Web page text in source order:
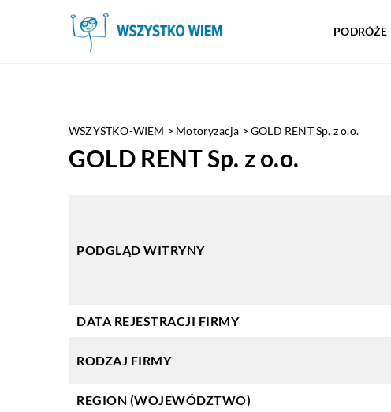
PODRÓŻE
WSZYSTKO-WIEM > Motoryzacja >GOLD RENT Sp. z o.o.
GOLD RENT Sp. z o.o.
PODGLĄD WITRYNY
DATA REJESTRACJI FIRMY
RODZAJ FIRMY
REGION (WOJEWÓDZTWO)